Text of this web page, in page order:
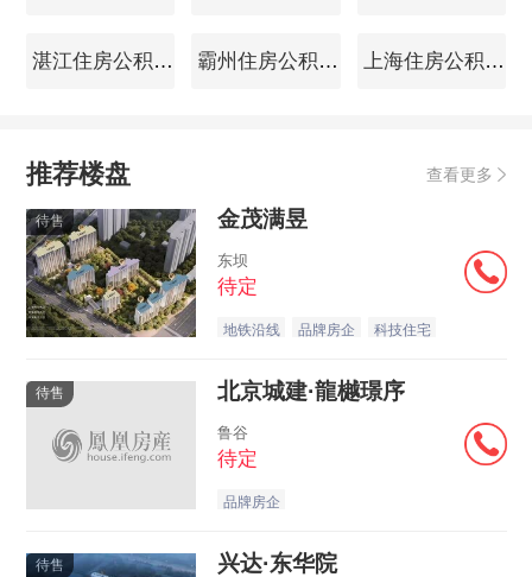
湛江住房公积金查询 霸州住房公积金查询 上海住房公积金查询
推荐楼盘 查看更多
待售 金茂满昱
东坝
待定
地铁沿线 品牌房企 科技住宅
待售 北京城建·龍樾璟序
鲁谷
待定
品牌房企
待售 兴达·东华院